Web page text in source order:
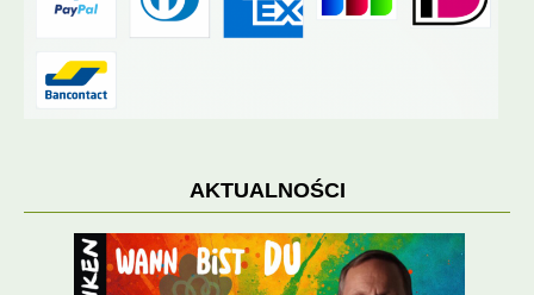
AKTUALNOŚCI